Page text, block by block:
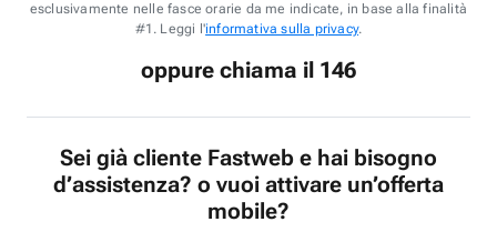
esclusivamente nelle fasce orarie da me indicate, in base alla finalità
#1. Leggi l'informativa sulla privacy.
oppure chiama il 146
Sei già cliente Fastweb e hai bisogno
d’assistenza? o vuoi attivare un’offerta
mobile?